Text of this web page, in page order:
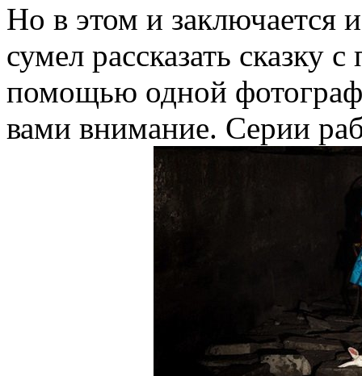
Но в этом и заключается
сумел рассказать сказку
помощью одной
вами внимание. Серии